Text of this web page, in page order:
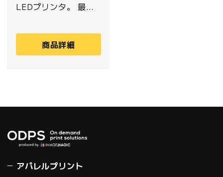
LEDプリンタ。 最大
1,420mm×700mm
、厚さ150mm、重量
プを2基搭載し、カラ
ッシュを独立させた千
鳥配列のデュアルプリ
ントヘッドが、2レイ
商品詳細
アパレルプリント